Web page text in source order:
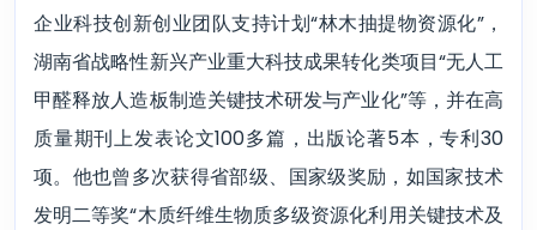
企业科技创新创业团队支持计划“林木抽提物资源化”，
湖南省战略性新兴产业重大科技成果转化类项目“无人工
甲醛释放人造板制造关键技术研发与产业化”等，并在高
质量期刊上发表论文100多篇，出版论著5本，专利30
项。他也曾多次获得省部级、国家级奖励，如国家技术
发明二等奖“木质纤维生物质多级资源化利用关键技术及